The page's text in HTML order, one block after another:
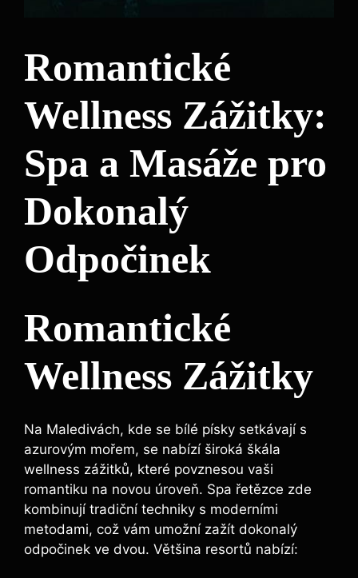
Romantické
Wellness Zážitky:
Spa a Masáže pro
Dokonalý
Odpočinek
Romantické
Wellness Zážitky
Na Maledivách, kde se bílé písky setkávají s
azurovým mořem, se nabízí široká škála
wellness zážitků, které povznesou vaši
romantiku na novou úroveň. Spa řetězce zde
kombinují tradiční techniky s moderními
metodami, což vám umožní zažít dokonalý
odpočinek ve dvou. Většina resortů nabízí: